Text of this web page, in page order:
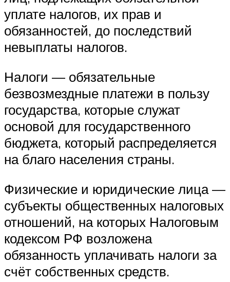
уплате налогов, их прав и
обязанностей, до последствий
невыплаты налогов.
Налоги — обязательные
безвозмездные платежи в пользу
государства, которые служат
основой для государственного
бюджета, который распределяется
на благо населения страны.
Физические и юридические лица —
субъекты общественных налоговых
отношений, на которых Налоговым
кодексом РФ возложена
обязанность уплачивать налоги за
счёт собственных средств.